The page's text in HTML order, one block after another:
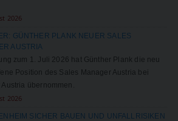
2026
GÜNTHER PLANK NEUER SALES
AUSTRIA
zum 1. Juli 2026 hat Günther Plank die neu
Position des Sales Manager Austria bei
Austria übernommen.
2026
SICHER BAUEN UND UNFALLRISIKEN